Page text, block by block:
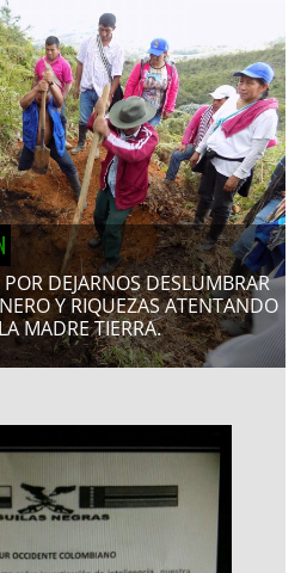
DEJARNOS DESLUMBRAR
Y RIQUEZAS ATENTANDO
MADRE TIERRA.